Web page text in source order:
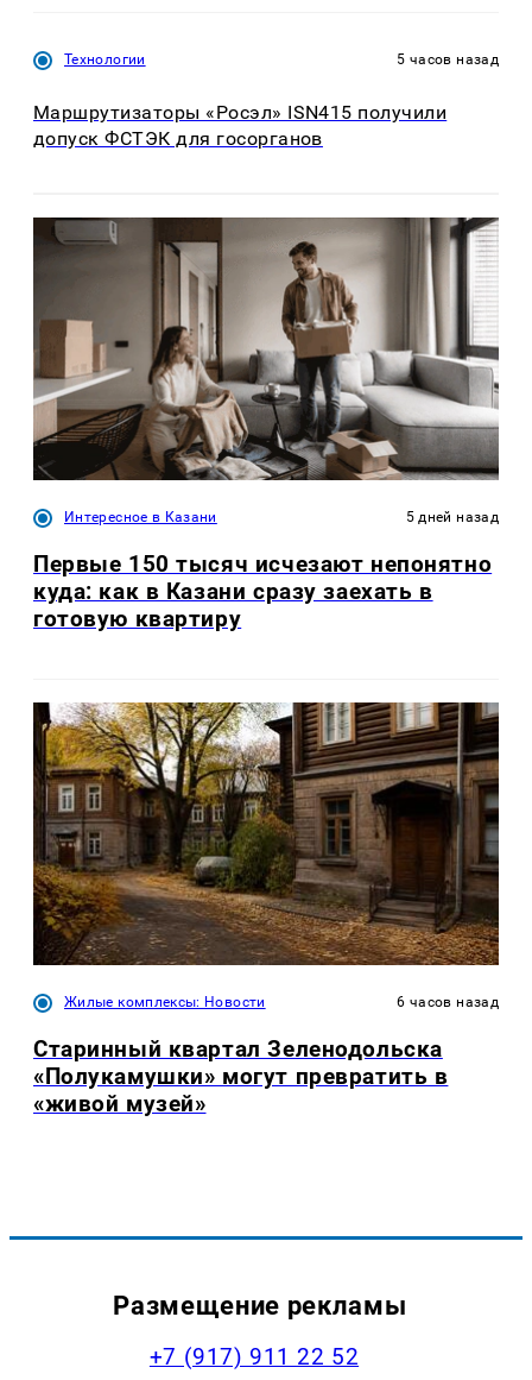
Технологии 5 часов назад
Маршрутизаторы «Росэл» ISN415 получили
допуск ФСТЭК для госорганов
Интересное в Казани 5 дней назад
Первые 150 тысяч исчезают непонятно
куда: как в Казани сразу заехать в
готовую квартиру
Жилые комплексы: Новости 6 часов назад
Старинный квартал Зеленодольска
«Полукамушки» могут превратить в
«живой музей»
Размещение рекламы
+7 (917) 911 22 52